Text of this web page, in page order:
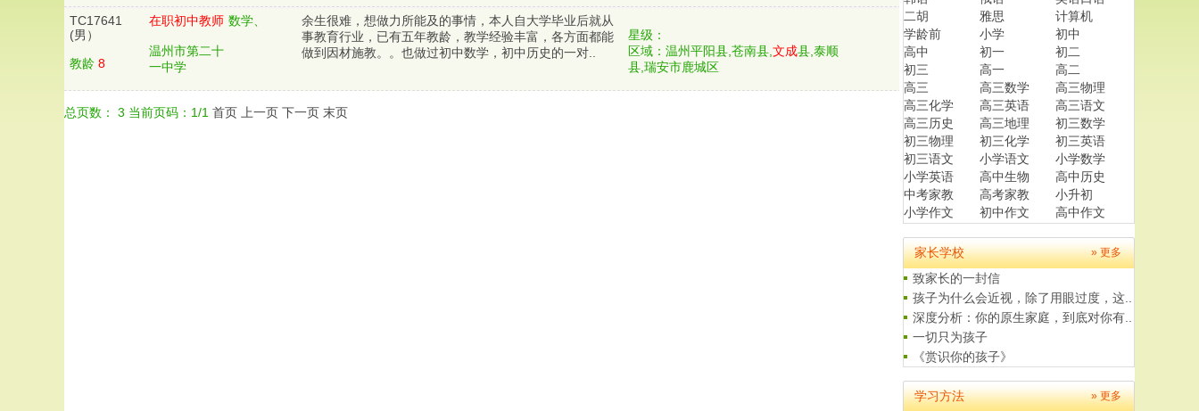
TC17641
(男）
教龄 8
在职初中教师
温州市第二十
一中学
数学、
余生很难，想做力所能及的事情，本人自大学毕业后就从
事教育行业，已有五年教龄，教学经验丰富，各方面都能
做到因材施教。。也做过初中数学，初中历史的一对..
星级：
区域：温州平阳县,苍南县, 文成县,泰顺
县,瑞安市鹿城区
总页数： 3 当前页码： 1/1 首页 上一页 下一页 末页
二胡
雅思
计算机
学龄前
小学
初中
高中
初一
初二
初三
高一
高二
高三
高三数学
高三物理
高三化学
高三英语
高三语文
高三历史
高三地理
初三数学
初三物理
初三化学
初三英语
初三语文
小学语文
小学数学
小学英语
高中生物
高中历史
中考家教
高考家教
小升初
小学作文
初中作文 高中作文
» 更多
家长学校
致家长的一封信
孩子为什么会近视，除了用眼过度，这..
深度分析：你的原生家庭，到底对你有..
一切只为孩子
《赏识你的孩子》
给学生家长的一封信
» 更多
学习方法